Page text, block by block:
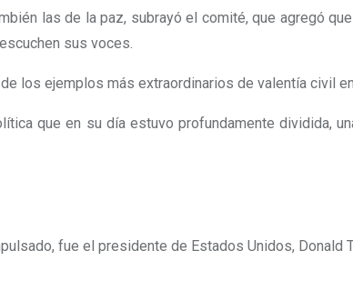
las de la paz, subrayó el comité, que agregó
sus voces.
los ejemplos más extraordinarios de valentía civil
que en su día estuvo profundamente dividida,
fue el presidente de Estados Unidos, Donald